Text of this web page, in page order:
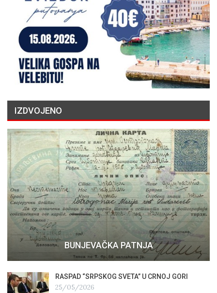
IZDVOJENO
BUNJEVAČKA PATNJA
RASPAD “SRPSKOG SVETA” U CRNOJ GORI
25/05/2026